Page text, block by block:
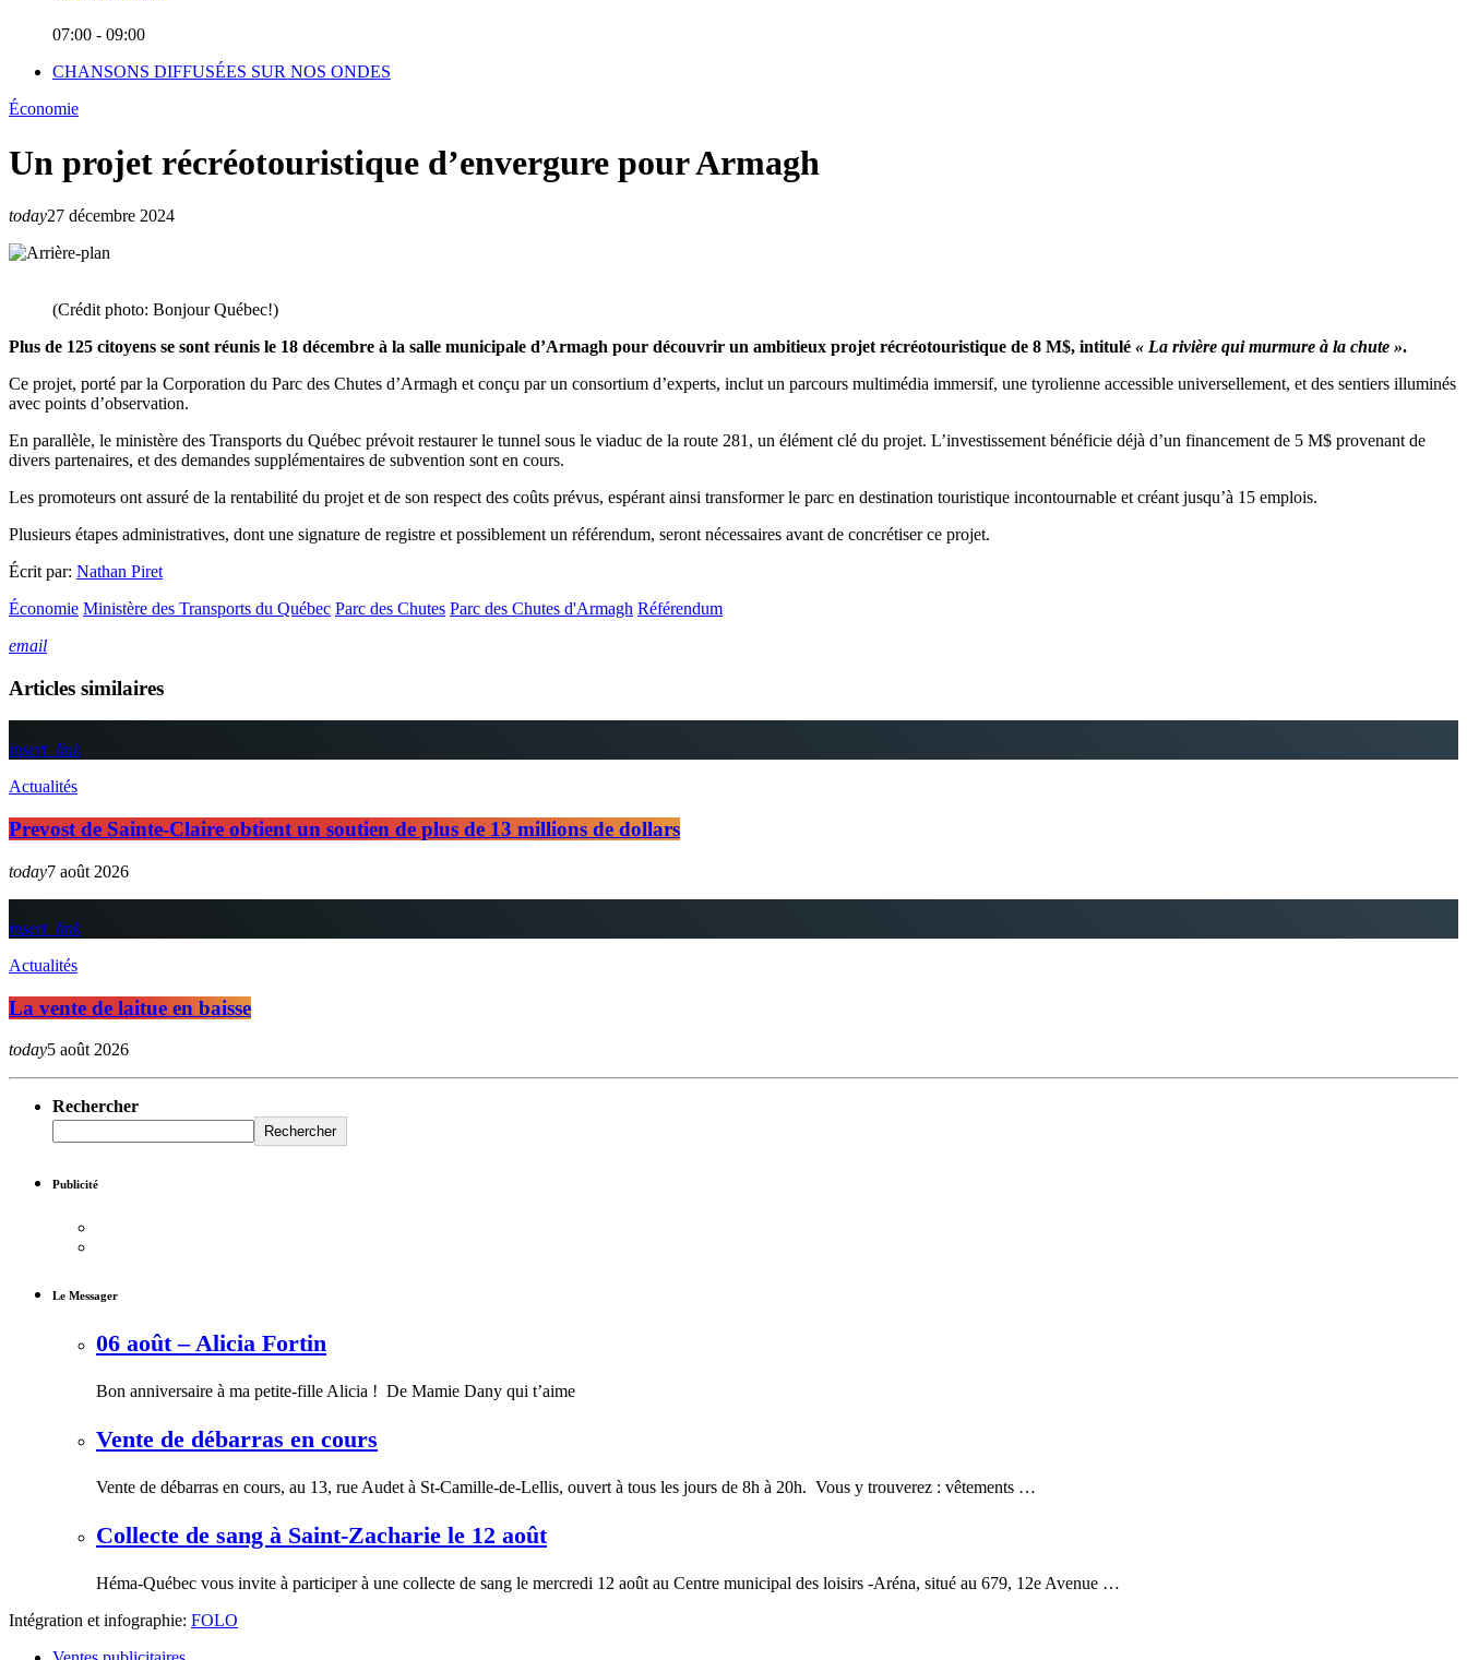
07:00 - 09:00
CHANSONS DIFFUSÉES SUR NOS ONDES
Économie
Un projet récréotouristique d’envergure pour Armagh
today27 décembre 2024
(Crédit photo: Bonjour Québec!)
Plus de 125 citoyens se sont réunis le 18 décembre à la salle municipale d’Armagh pour découvrir un ambitieux projet récréotouristique de 8 M$, intitulé « La rivière qui murmure à la chute ».
Ce projet, porté par la Corporation du Parc des Chutes d’Armagh et conçu par un consortium d’experts, inclut un parcours multimédia immersif, une tyrolienne accessible universellement, et des sentiers illuminés
avec points d’observation.
En parallèle, le ministère des Transports du Québec prévoit restaurer le tunnel sous le viaduc de la route 281, un élément clé du projet. L’investissement bénéficie déjà d’un financement de 5 M$ provenant de
divers partenaires, et des demandes supplémentaires de subvention sont en cours.
Les promoteurs ont assuré de la rentabilité du projet et de son respect des coûts prévus, espérant ainsi transformer le parc en destination touristique incontournable et créant jusqu’à 15 emplois.
Plusieurs étapes administratives, dont une signature de registre et possiblement un référendum, seront nécessaires avant de concrétiser ce projet.
Écrit par: Nathan Piret
Économie Ministère des Transports du Québec Parc des Chutes Parc des Chutes d'Armagh Référendum
email
Articles similaires
insert_link
Actualités
Prevost de Sainte-Claire obtient un soutien de plus de 13 millions de dollars
today7 août 2026
insert_link
Actualités
La vente de laitue en baisse
today5 août 2026
Rechercher
Rechercher
Publicité
Le Messager
06 août – Alicia Fortin
Bon anniversaire à ma petite-fille Alicia ! De Mamie Dany qui t’aime
Vente de débarras en cours
Vente de débarras en cours, au 13, rue Audet à St-Camille-de-Lellis, ouvert à tous les jours de 8h à 20h. Vous y trouverez : vêtements …
Collecte de sang à Saint-Zacharie le 12 août
Héma-Québec vous invite à participer à une collecte de sang le mercredi 12 août au Centre municipal des loisirs -Aréna, situé au 679, 12e Avenue …
Intégration et infographie: FOLO